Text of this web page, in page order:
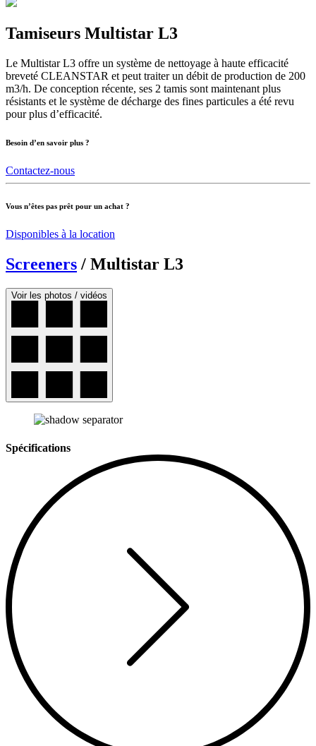
Tamiseurs Multistar L3
Le Multistar L3 offre un système de nettoyage à haute efficacité
breveté CLEANSTAR et peut traiter un débit de production de 200
m3/h. De conception récente, ses 2 tamis sont maintenant plus
résistants et le système de décharge des fines particules a été revu
pour plus d’efficacité.
Besoin d’en savoir plus ?
Contactez-nous
Vous n’êtes pas prêt pour un achat ?
Disponibles à la location
Screeners / Multistar L3
Voir les photos / vidéos
Spécifications